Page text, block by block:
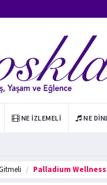
NE İZLEMELI NE
Palladium